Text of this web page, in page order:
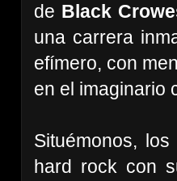
de Black
una carrera
efímero, con
en el imaginario
Situémonos,
hard rock con